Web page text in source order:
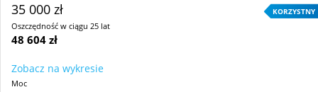
35 000 zł KORZYSTNY
Oszczędność w ciągu 25 lat
48 604 zł
Zobacz na wykresie
Moc